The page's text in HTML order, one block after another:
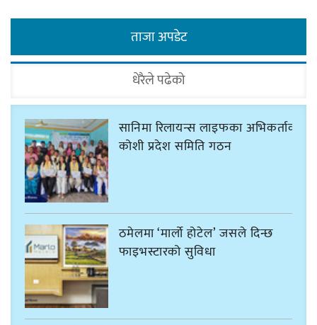
ताजा अपडेट
धेरैले पढेको
सानिमा रिलायन्स लाइफका अभिकर्ताको
कोशी प्रदेश समिति गठन
ठमेलमा ‘मार्लो होटेल’ जसले दिन्छ
फाइभस्टारको सुविधा